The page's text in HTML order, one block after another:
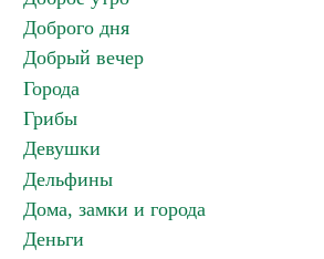
Доброго дня
Добрый вечер
Города
Грибы
Девушки
Дельфины
Дома, замки и города
Деньги